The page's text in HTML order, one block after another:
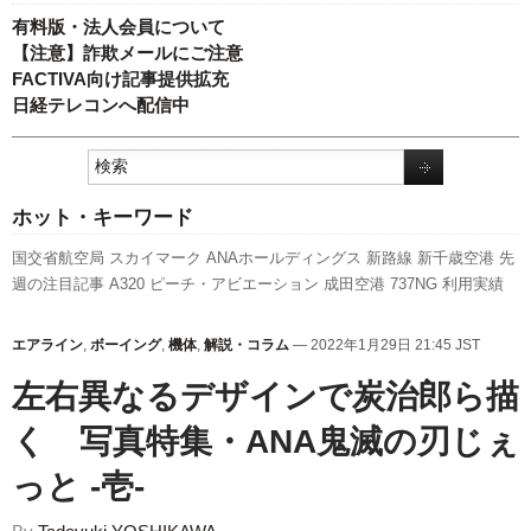
有料版・法人会員について
【注意】詐欺メールにご注意
FACTIVA向け記事提供拡充
日経テレコンへ配信中
ホット・キーワード
国交省航空局 スカイマーク ANAホールディングス 新路線 新千歳空港 先
週の注目記事 A320 ピーチ・アビエーション 成田空港 737NG 利用実績
旅客数 新型コロナウイルス 全日空 伊丹空港 航空貨物 福岡空港 ボーイン
港 日本航空
エアライン, ボーイング, 機体, 解説・コラム — 2022年1月29日 21:45 JST
左右異なるデザインで炭治郎ら描
く 写真特集・ANA鬼滅の刃じぇ
っと -壱-